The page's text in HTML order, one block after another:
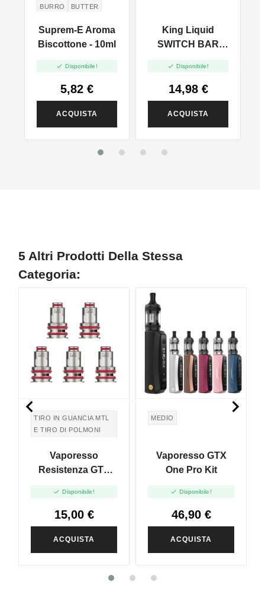
BURRO BUTTER
Suprem-E Aroma
Biscottone - 10ml
 Disponibile!
5,82 €
ACQUISTA
King Liquid
SWITCH BAR
Vape - 20ml
 Disponibile!
14,98 €
ACQUISTA
5 Altri Prodotti Della Stessa
Categoria:
TIRO IN GUANCIA MTL
E TIRO DI POLMONI
Vaporesso
Resistenza GTX
 Disponibile!
15,00 €
ACQUISTA
MEDIO
Vaporesso GTX
One Pro Kit
 Disponibile!
46,90 €
ACQUISTA
 